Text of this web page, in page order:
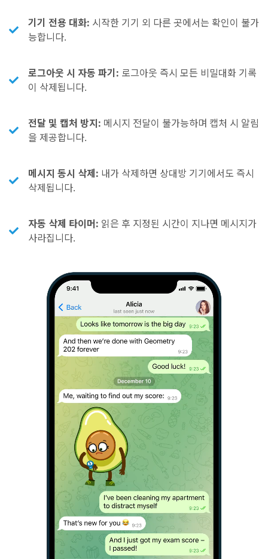
기기 전용 대화: 시작한 기기 외 다른 곳에서는 확인이 불가
능합니다.
로그아웃 시 자동 파기: 로그아웃 즉시 모든 비밀대화 기록
이 삭제됩니다.
전달 및 캡처 방지: 메시지 전달이 불가능하며 캡처 시 알림
을 제공합니다.
메시지 동시 삭제: 내가 삭제하면 상대방 기기에서도 즉시
삭제됩니다.
자동 삭제 타이머: 읽은 후 지정된 시간이 지나면 메시지가
사라집니다.